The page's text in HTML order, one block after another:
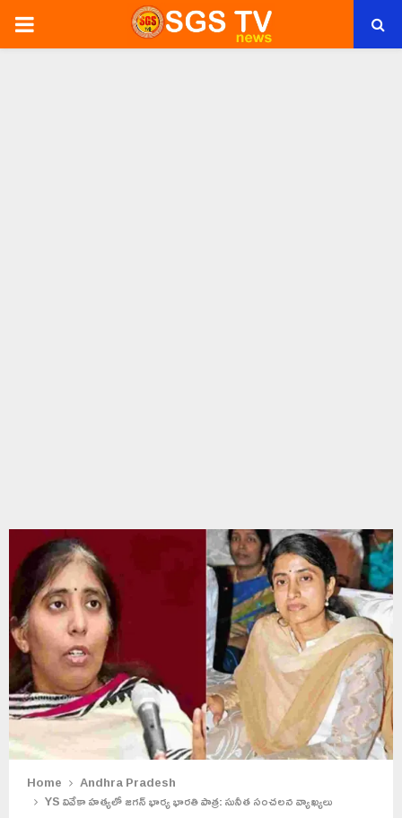
PRIMARY
Home
Andhra Pradesh
YS వివేకా హత్యలో జగన్ భార్య భారతి పాత్ర: సునీత సంచలన వ్యాఖ్యలు